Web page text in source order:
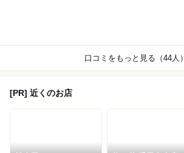
口コミをもっと見る（44人）
[PR] 近くのお店